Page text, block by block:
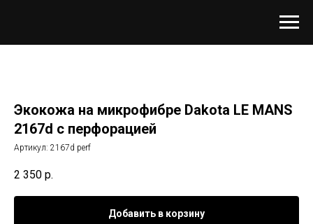
Экокожа на микрофибре Dakota LE MANS
2167d с перфорацией
Артикул: 2167d perf
2 350 р.
Добавить в корзину